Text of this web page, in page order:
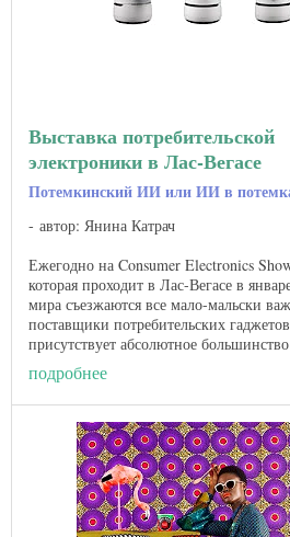
Выставка потребительской
электроники в Лас-Вегасе
Потемкинский ИИ или ИИ в
автор: Янина Катрач
Ежегодно на Consumer Electronics
которая проходит в Лас-Вегасе в
мира съезжаются все мало-мальски
поставщики потребительских
присутствует абсолютное
технологических брендов, ...
подробнее